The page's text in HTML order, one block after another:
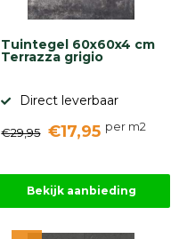
Tuintegel 60x60x4 cm
Terrazza grigio
Direct leverbaar
€29,95 €17,95 per m2
Bekijk aanbieding